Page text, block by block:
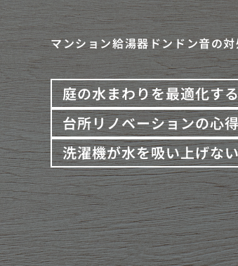
マンション給湯器ドンドン音の
庭の水まわりを最適化す
台所リノベーションの心
洗濯機が水を吸い上げな